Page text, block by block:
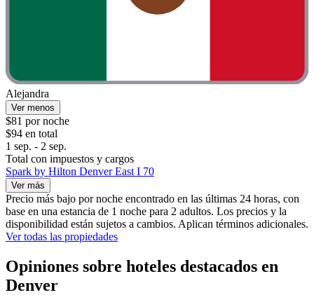
Alejandra
Ver menos
$81 por noche
$94 en total
1 sep. - 2 sep.
Total con impuestos y cargos
Spark by Hilton Denver East I 70
Ver más
Precio más bajo por noche encontrado en las últimas 24 horas, con
base en una estancia de 1 noche para 2 adultos. Los precios y la
disponibilidad están sujetos a cambios. Aplican términos adicionales.
Ver todas las propiedades
Opiniones sobre hoteles destacados en
Denver